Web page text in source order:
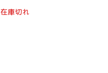
在庫切れ